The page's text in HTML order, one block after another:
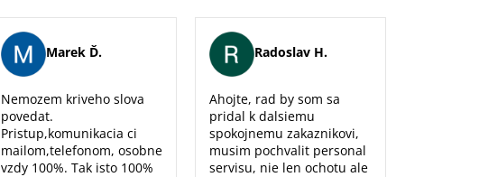
Marek Ď.
Nemozem kriveho slova
povedat.
Pristup,komunikacia ci
mailom,telefonom, osobne
vzdy 100%. Tak isto 100%
Radoslav H.
Ahojte, rad by som sa
pridal k dalsiemu
spokojnemu zakaznikovi,
musim pochvalit personal
servisu, nie len ochotu ale